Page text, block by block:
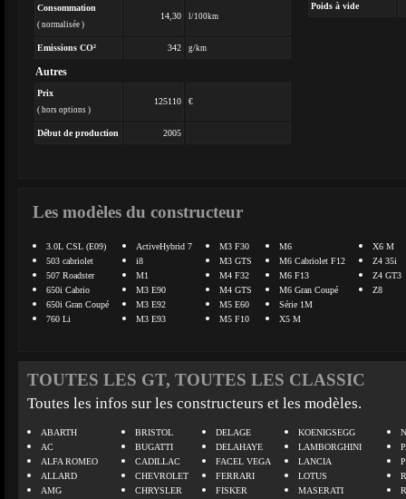
Consommation
( normalisée )
14,30 l/100km
Emissions CO² 342 g/km
Autres
Prix
( hors options )
125110 €
Début de production 2005
Poids à vide
Les modèles du constructeur
3.0L CSL (E09)
503 cabriolet
507 Roadster
650i Cabrio
650i Gran Coupé
760 Li
ActiveHybrid 7
i8
M1
M3 E90
M3 E92
M3 E93
M3 F30
M3 GTS
M4 F32
M4 GTS
M5 E60
M5 F10
M6
M6 Cabriolet F12
M6 F13
M6 Gran Coupé
Série 1M
X5 M
X6 M
Z4 35i
Z4 GT3
Z8
TOUTES LES GT, TOUTES LES CLASSIC
Toutes les infos sur les constructeurs et les modèles.
ABARTH
AC
ALFA ROMEO
ALLARD
AMG
BRISTOL
BUGATTI
CADILLAC
CHEVROLET
CHRYSLER
DELAGE
DELAHAYE
FACEL VEGA
FERRARI
FISKER
KOENIGSEGG
LAMBORGHINI
LANCIA
LOTUS
MASERATI